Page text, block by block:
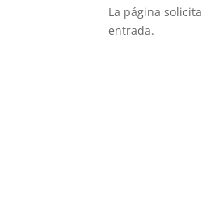
La página
entrada.